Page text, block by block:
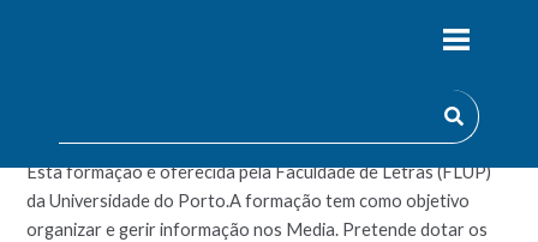
ORGANIZAR E GERIR INFORMAÇÃO
Esta formação é oferecida pela Faculdade de Letras (FLUP)
da Universidade do Porto.A formação tem como objetivo
organizar e gerir informação nos Media. Pretende dotar os